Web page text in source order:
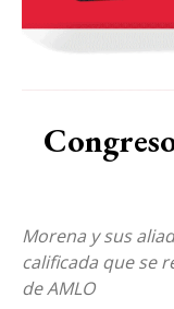
Morena y sus
calificada que se
de AMLO